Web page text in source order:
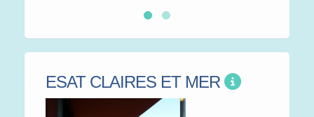
ESAT CLAIRES ET MER